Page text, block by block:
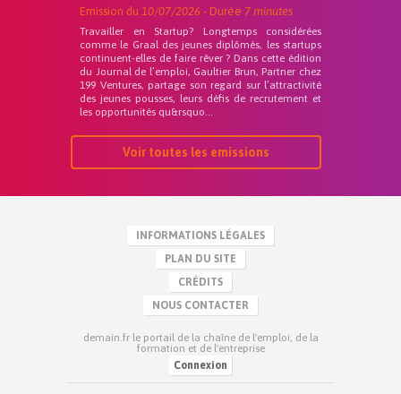
Emission du 10/07/2026 - Durée 7 minutes
Travailler en Startup? Longtemps considérées
comme le Graal des jeunes diplômés, les startups
continuent-elles de faire rêver ? Dans cette édition
du Journal de l’emploi, Gaultier Brun, Partner chez
199 Ventures, partage son regard sur l’attractivité
des jeunes pousses, leurs défis de recrutement et
les opportunités qu&rsquo...
Voir toutes les emissions
INFORMATIONS LÉGALES
PLAN DU SITE
CRÉDITS
NOUS CONTACTER
demain.fr le portail de la chaîne de l'emploi, de la
formation et de l'entreprise
Connexion